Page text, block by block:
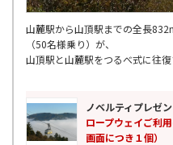
山麓駅から山頂駅までの全長
（50名様乗り）が、
山頂駅と山麓駅をつるべ式に往
ノベルティプレゼ
ロープウェイご利
画面につき１個）